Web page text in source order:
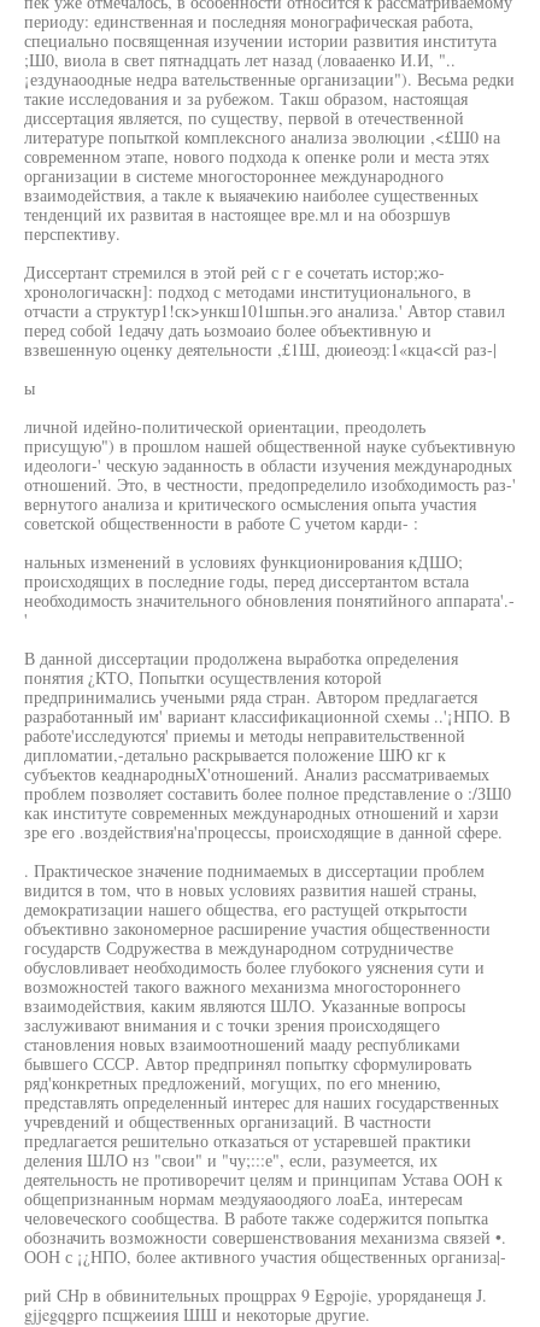
периоду: единственная и последняя монографическая работа,
специально посвященная изучении истории развития института
;Ш0, виола в свет пятнадцать лет назад (ловааенко И.И, "..
¡ездунаоодные недра вательственные организации"). Весьма редки
такие исследования и за рубежом. Такш образом, настоящая
диссертация является, по существу, первой в отечественной
литературе попыткой комплексного анализа эволюции ,<£Ш0 на
современном этапе, нового подхода к опенке роли и места этях
организации в системе многостороннее международного
взаимодействия, а такле к выяачекию наиболее существенных
тенденций их развитая в настоящее вре.мл и на обозршув
перспективу.
Диссертант стремился в этой рей с г е сочетать истор;жо-
хронологичаскн]: подход с методами институционального, в
отчасти а структур1!ск>ункш101шпьн.эго анализа.' Автор ставил
перед собой 1едачу дать ьозмоаио более объективную и
взвешенную оценку деятельности ,£1Ш, дюиеоэд:1«кца<сй раз-|
ы
личной идейно-политической ориентации, преодолеть
присущую") в прошлом нашей общественной науке субъективную
идеологи-' ческую эаданность в области изучения международных
отношений. Это, в честности, предопределило изобходимость раз-'
вернутого анализа и критического осмысления опыта участия
советской общественности в работе С учетом карди- :
нальных изменений в условиях функционирования кДШО;
происходящих в последние годы, перед диссертантом встала
необходимость значительного обновления понятийного аппарата'.-
'
В данной диссертации продолжена выработка определения
понятия ¿КТО, Попытки осуществления которой
предпринимались учеными ряда стран. Автором предлагается
разработанный им' вариант классификационной схемы ..'¡НПО. В
работе'исследуются' приемы и методы неправительственной
дипломатии,-детально раскрывается положение ШЮ кг к
субъектов кеаднародныХ'отношений. Анализ рассматриваемых
проблем позволяет составить более полное представление о :/ЗШ0
как институте современных международных отношений и харзи
зре его .воздействия'на'процессы, происходящие в данной сфере.
. Практическое значение поднимаемых в диссертации проблем
видится в том, что в новых условиях развития нашей страны,
демократизации нашего общества, его растущей открытости
объективно закономерное расширение участия общественности
государств Содружества в международном сотрудничестве
обусловливает необходимость более глубокого уяснения сути и
возможностей такого важного механизма многостороннего
взаимодействия, каким являются ШЛО. Указанные вопросы
заслуживают внимания и с точки зрения происходящего
становления новых взаимоотношений мааду республиками
бывшего СССР. Автор предпринял попытку сформулировать
ряд'конкретных предложений, могущих, по его мнению,
представлять определенный интерес для наших государственных
учревдений и общественных организаций. В частности
предлагается решительно отказаться от устаревшей практики
деления ШЛО нз "свои" и "чу;:::е", если, разумеется, их
деятельность не противоречит целям и принципам Устава ООН к
общепризнанным нормам меэдуяаоодяого лоаЕа, интересам
человеческого сообщества. В работе также содержится попытка
обозначить возможности совершенствования механизма связей •.
ООН с ¡¿НПО, более активного участия общественных организа|-
рий СНр в обвинительных прощррах 9 Egpojie, уроряданещя J.
gjjegqgpro псщжеиия ШШ и некоторые другие.